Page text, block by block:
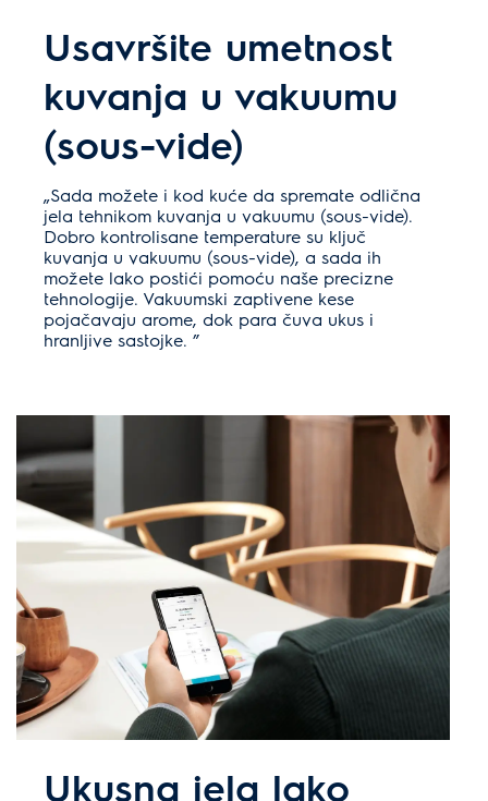
Usavršite umetnost
kuvanja u vakuumu
(sous-vide)
„Sada možete i kod kuće da spremate odlična
jela tehnikom kuvanja u vakuumu (sous-vide).
Dobro kontrolisane temperature su ključ
kuvanja u vakuumu (sous-vide), a sada ih
možete lako postići pomoću naše precizne
tehnologije. Vakuumski zaptivene kese
pojačavaju arome, dok para čuva ukus i
hranljive sastojke. ”
Ukusna jela lako